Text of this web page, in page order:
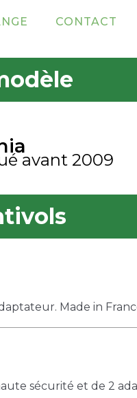
CONTACT
avant 2009
Made in
sécurité et de 2